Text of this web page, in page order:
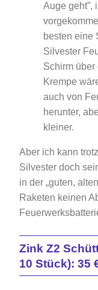
Auge geht”,
besten eine
Silvester
Schirm über
Krempe
auch von
herunter,
kleiner.
Aber ich kann
Silvester doch
in der „guten,
Raketen keinen
Zink Z2
10 Stück): 35